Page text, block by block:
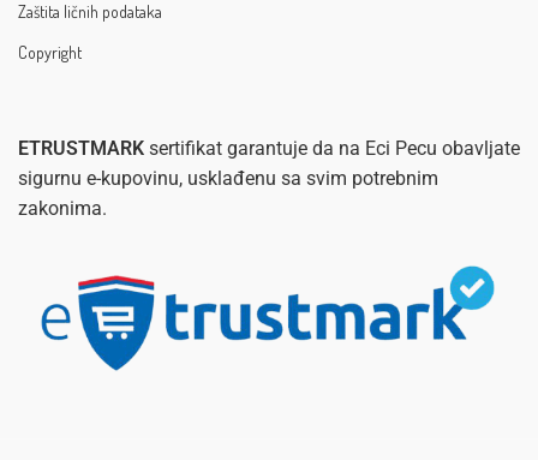
Zaštita ličnih podataka
Copyright
ETRUSTMARK sertifikat garantuje da na Eci Pecu obavljate
sigurnu e-kupovinu, usklađenu sa svim potrebnim
zakonima.